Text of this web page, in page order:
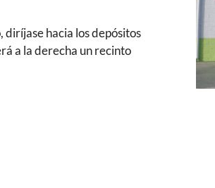
diríjase hacia los depósitos
a la derecha un recinto